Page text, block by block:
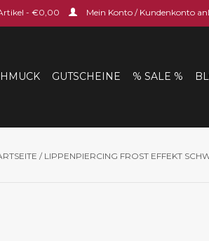
- €0,00 Mein Konto / Kundenkonto
GUTSCHEINE % SALE %
/ LIPPENPIERCING FROST EFFEKT